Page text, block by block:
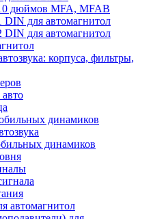
дюймов MFA, MFAB
для автомагнитол
для автомагнитол
корпуса, фильтры,
динамиков
динамиков
автомагнитол